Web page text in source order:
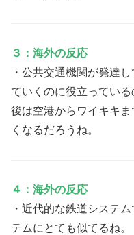
３：海外の反応
・公共交通機関が発達
ていくのに役立ってい
後は空港からワイキキ
くなるだろうね。
４：海外の反応
・近代的な鉄道システ
テムにとても似てるね。